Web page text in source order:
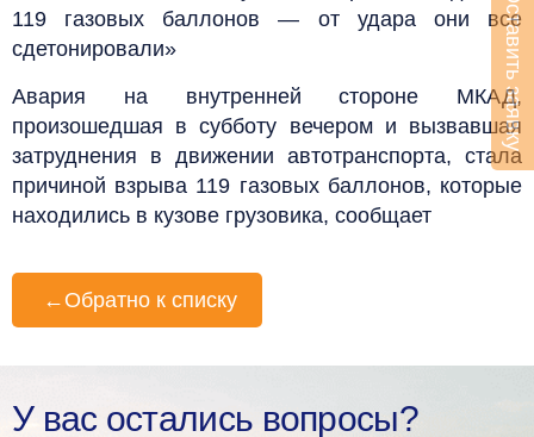
119 газовых баллонов — от удара они все
сдетонировали»
Авария на внутренней стороне МКАД,
произошедшая в субботу вечером и вызвавшая
затруднения в движении автотранспорта, стала
причиной взрыва 119 газовых баллонов, которые
находились в кузове грузовика, сообщает
← Обратно к списку
У вас остались вопросы?
Оставить заявку